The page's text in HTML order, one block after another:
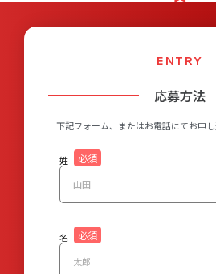
ENTRY
応募方法
下記フォーム、またはお電話にてお申し
姓
名